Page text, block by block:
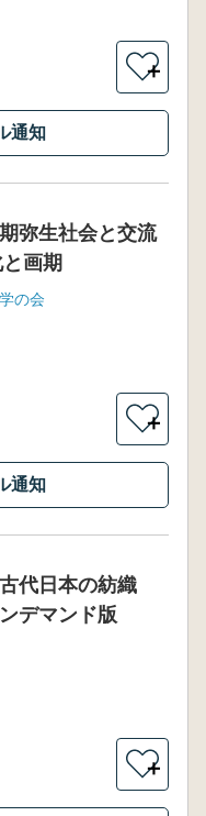
＋
通知
弥生社会と交流
画期
の会
＋
通知
代日本の紡織
デマンド版
＋